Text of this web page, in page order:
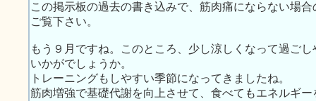
この掲示板の過去の書き込みで、筋肉痛にならない場
ご覧下さい。
もう９月ですね。このところ、少し涼しくなって過ご
いかがでしょうか。
トレーニングもしやすい季節になってきましたね。
筋肉増強で基礎代謝を向上させて、食べてもエネルギ